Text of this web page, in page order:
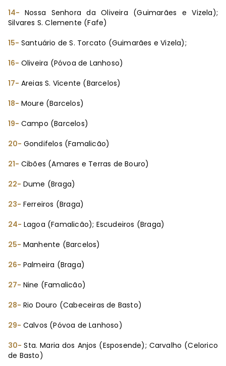
14-Nossa Senhora da Oliveira (Guimarães e Vizela);
Silvares S. Clemente (Fafe)
15- Santuário de S. Torcato (Guimarães e Vizela);
16- Oliveira (Póvoa de Lanhoso)
17- Areias S. Vicente (Barcelos)
18- Moure (Barcelos)
19- Campo (Barcelos)
20- Gondifelos (Famalicão)
21- Cibões (Amares e Terras de Bouro)
22- Dume (Braga)
23- Ferreiros (Braga)
24- Lagoa (Famalicão); Escudeiros (Braga)
25- Manhente (Barcelos)
26- Palmeira (Braga)
27- Nine (Famalicão)
28- Rio Douro (Cabeceiras de Basto)
29- Calvos (Póvoa de Lanhoso)
30-Sta. Maria dos Anjos (Esposende); Carvalho (Celorico
de Basto)